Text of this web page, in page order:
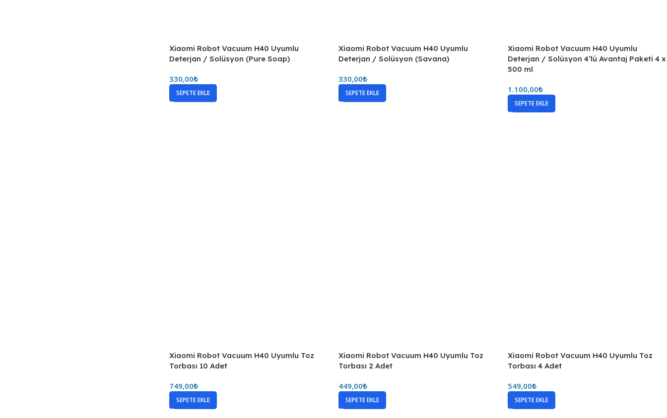
Xiaomi Robot Vacuum H40 Uyumlu
Deterjan / Solüsyon (Savana)
330,00₺
SEPETE EKLE
Xiaomi Robot Vacuum H40 Uyumlu
Deterjan / Solüsyon 4’lü Avantaj Paketi 4 x
500 ml
1.100,00₺
SEPETE EKLE
Xiaomi Robot Vacuum H40 Uyumlu Toz
Torbası 10 Adet
749,00₺
SEPETE EKLE
Xiaomi Robot Vacuum H40 Uyumlu Toz
Torbası 2 Adet
449,00₺
SEPETE EKLE
Xiaomi Robot Vacuum H40 Uyumlu Toz
Torbası 4 Adet
549,00₺
SEPETE EKLE